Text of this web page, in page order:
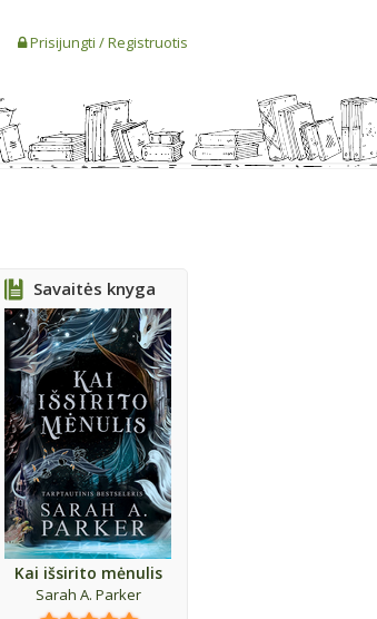
Prisijungti /Registruotis
Savaitės knyga
Kai išsirito mėnulis
Sarah A. Parker